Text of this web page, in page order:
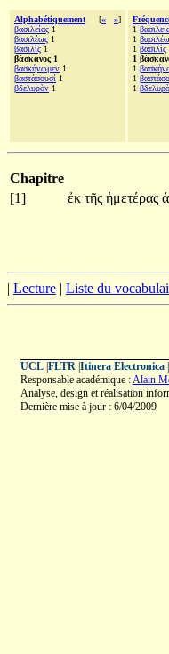
Alphabétiquement [« »]
βασιλείας 1
βασιλέως 1
βασιλὶς 1
βάσκανος 1
βασκήνωμεν 1
βαστάσουσί 1
βδελυρὸν 1
1
1
1 βασιλὶς
1
1
1
1
Chapitre
[1]
ἐκ τῆς ἡμετέρας
| Lecture | Liste du
UCL| FLTR| Itinera Electronica|
Responsable académique :Alain
Analyse, design et réalisation
Dernière mise à jour : 6/04/2009